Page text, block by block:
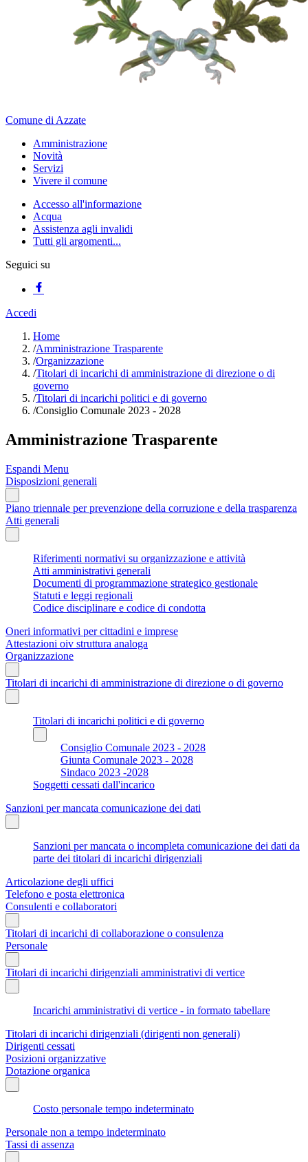
Comune di Azzate
Amministrazione
Novità
Servizi
Vivere il comune
Accesso all'informazione
Acqua
Assistenza agli invalidi
Tutti gli argomenti...
Seguici su
Accedi
Home
/Amministrazione Trasparente
/Organizzazione
/Titolari di incarichi di amministrazione di direzione o di
governo
/Titolari di incarichi politici e di governo
/Consiglio Comunale 2023 - 2028
Amministrazione Trasparente
Espandi Menu
Disposizioni generali
Piano triennale per prevenzione della corruzione e della trasparenza
Atti generali
Riferimenti normativi su organizzazione e attività
Atti amministrativi generali
Documenti di programmazione strategico gestionale
Statuti e leggi regionali
Codice disciplinare e codice di condotta
Oneri informativi per cittadini e imprese
Attestazioni oiv struttura analoga
Organizzazione
Titolari di incarichi di amministrazione di direzione o di governo
Titolari di incarichi politici e di governo
Consiglio Comunale 2023 - 2028
Giunta Comunale 2023 - 2028
Sindaco 2023 -2028
Soggetti cessati dall'incarico
Sanzioni per mancata comunicazione dei dati
Sanzioni per mancata o incompleta comunicazione dei dati da
parte dei titolari di incarichi dirigenziali
Articolazione degli uffici
Telefono e posta elettronica
Consulenti e collaboratori
Titolari di incarichi di collaborazione o consulenza
Personale
Titolari di incarichi dirigenziali amministrativi di vertice
Incarichi amministrativi di vertice - in formato tabellare
Titolari di incarichi dirigenziali (dirigenti non generali)
Dirigenti cessati
Posizioni organizzative
Dotazione organica
Costo personale tempo indeterminato
Personale non a tempo indeterminato
Tassi di assenza